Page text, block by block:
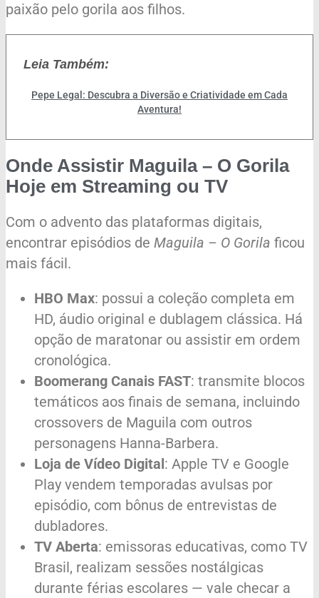
paixão pelo gorila aos filhos.
Leia Também:
Pepe Legal: Descubra a Diversão e Criatividade em Cada
Aventura!
Onde Assistir Maguila – O Gorila
Hoje em Streaming ou TV
Com o advento das plataformas digitais,
encontrar episódios de Maguila – O Gorila ficou
mais fácil.
HBO Max: possui a coleção completa em
HD, áudio original e dublagem clássica. Há
opção de maratonar ou assistir em ordem
cronológica.
Boomerang Canais FAST: transmite blocos
temáticos aos finais de semana, incluindo
crossovers de Maguila com outros
personagens Hanna-Barbera.
Loja de Vídeo Digital: Apple TV e Google
Play vendem temporadas avulsas por
episódio, com bônus de entrevistas de
dubladores.
TV Aberta: emissoras educativas, como TV
Brasil, realizam sessões nostálgicas
durante férias escolares — vale checar a